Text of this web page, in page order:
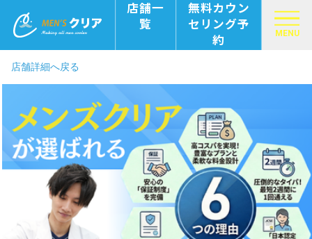
店舗一
覧
無料カウン
セリング予
約
MENU
店舗詳細へ戻る